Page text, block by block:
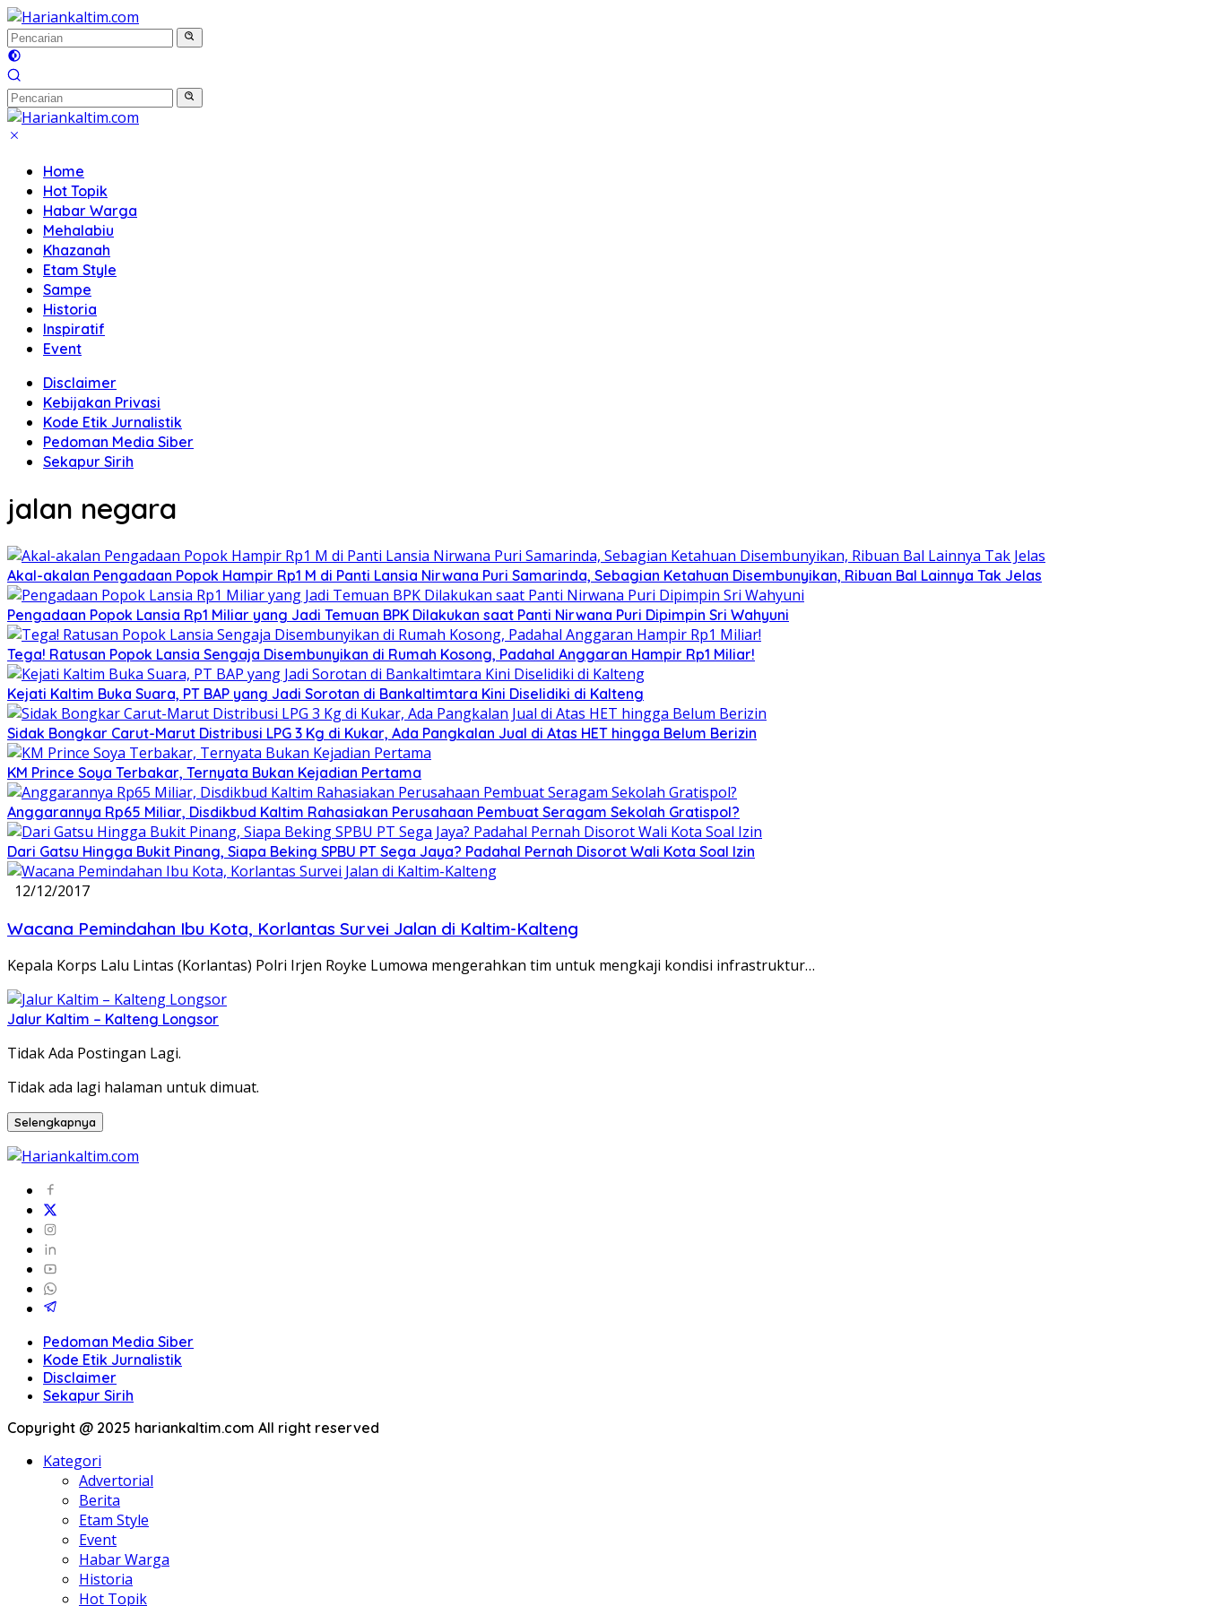
Langsung
ke
konten
Home
Hot Topik
Habar Warga
Mehalabiu
Khazanah
Etam Style
Sampe
Historia
Inspiratif
Event
Disclaimer
Kebijakan Privasi
Kode Etik Jurnalistik
Pedoman Media Siber
Sekapur Sirih
jalan negara
Akal-akalan Pengadaan Popok Hampir Rp1 M di Panti Lansia Nirwana Puri Samarinda, Sebagian Ketahuan Disembunyikan, Ribuan Bal Lainnya Tak Jelas
Pengadaan Popok Lansia Rp1 Miliar yang Jadi Temuan BPK Dilakukan saat Panti Nirwana Puri Dipimpin Sri Wahyuni
Tega! Ratusan Popok Lansia Sengaja Disembunyikan di Rumah Kosong, Padahal Anggaran Hampir Rp1 Miliar!
Kejati Kaltim Buka Suara, PT BAP yang Jadi Sorotan di Bankaltimtara Kini Diselidiki di Kalteng
Sidak Bongkar Carut-Marut Distribusi LPG 3 Kg di Kukar, Ada Pangkalan Jual di Atas HET hingga Belum Berizin
KM Prince Soya Terbakar, Ternyata Bukan Kejadian Pertama
Anggarannya Rp65 Miliar, Disdikbud Kaltim Rahasiakan Perusahaan Pembuat Seragam Sekolah Gratispol?
Dari Gatsu Hingga Bukit Pinang, Siapa Beking SPBU PT Sega Jaya? Padahal Pernah Disorot Wali Kota Soal Izin
12/12/2017
Wacana Pemindahan Ibu Kota, Korlantas Survei Jalan di Kaltim-Kalteng
Kepala Korps Lalu Lintas (Korlantas) Polri Irjen Royke Lumowa mengerahkan tim untuk mengkaji kondisi infrastruktur…
Jalur Kaltim – Kalteng Longsor
Tidak Ada Postingan Lagi.
Tidak ada lagi halaman untuk dimuat.
Selengkapnya
Pedoman Media Siber
Kode Etik Jurnalistik
Disclaimer
Sekapur Sirih
Copyright @ 2025 hariankaltim.com All right reserved
Kategori
Advertorial
Berita
Etam Style
Event
Habar Warga
Historia
Hot Topik